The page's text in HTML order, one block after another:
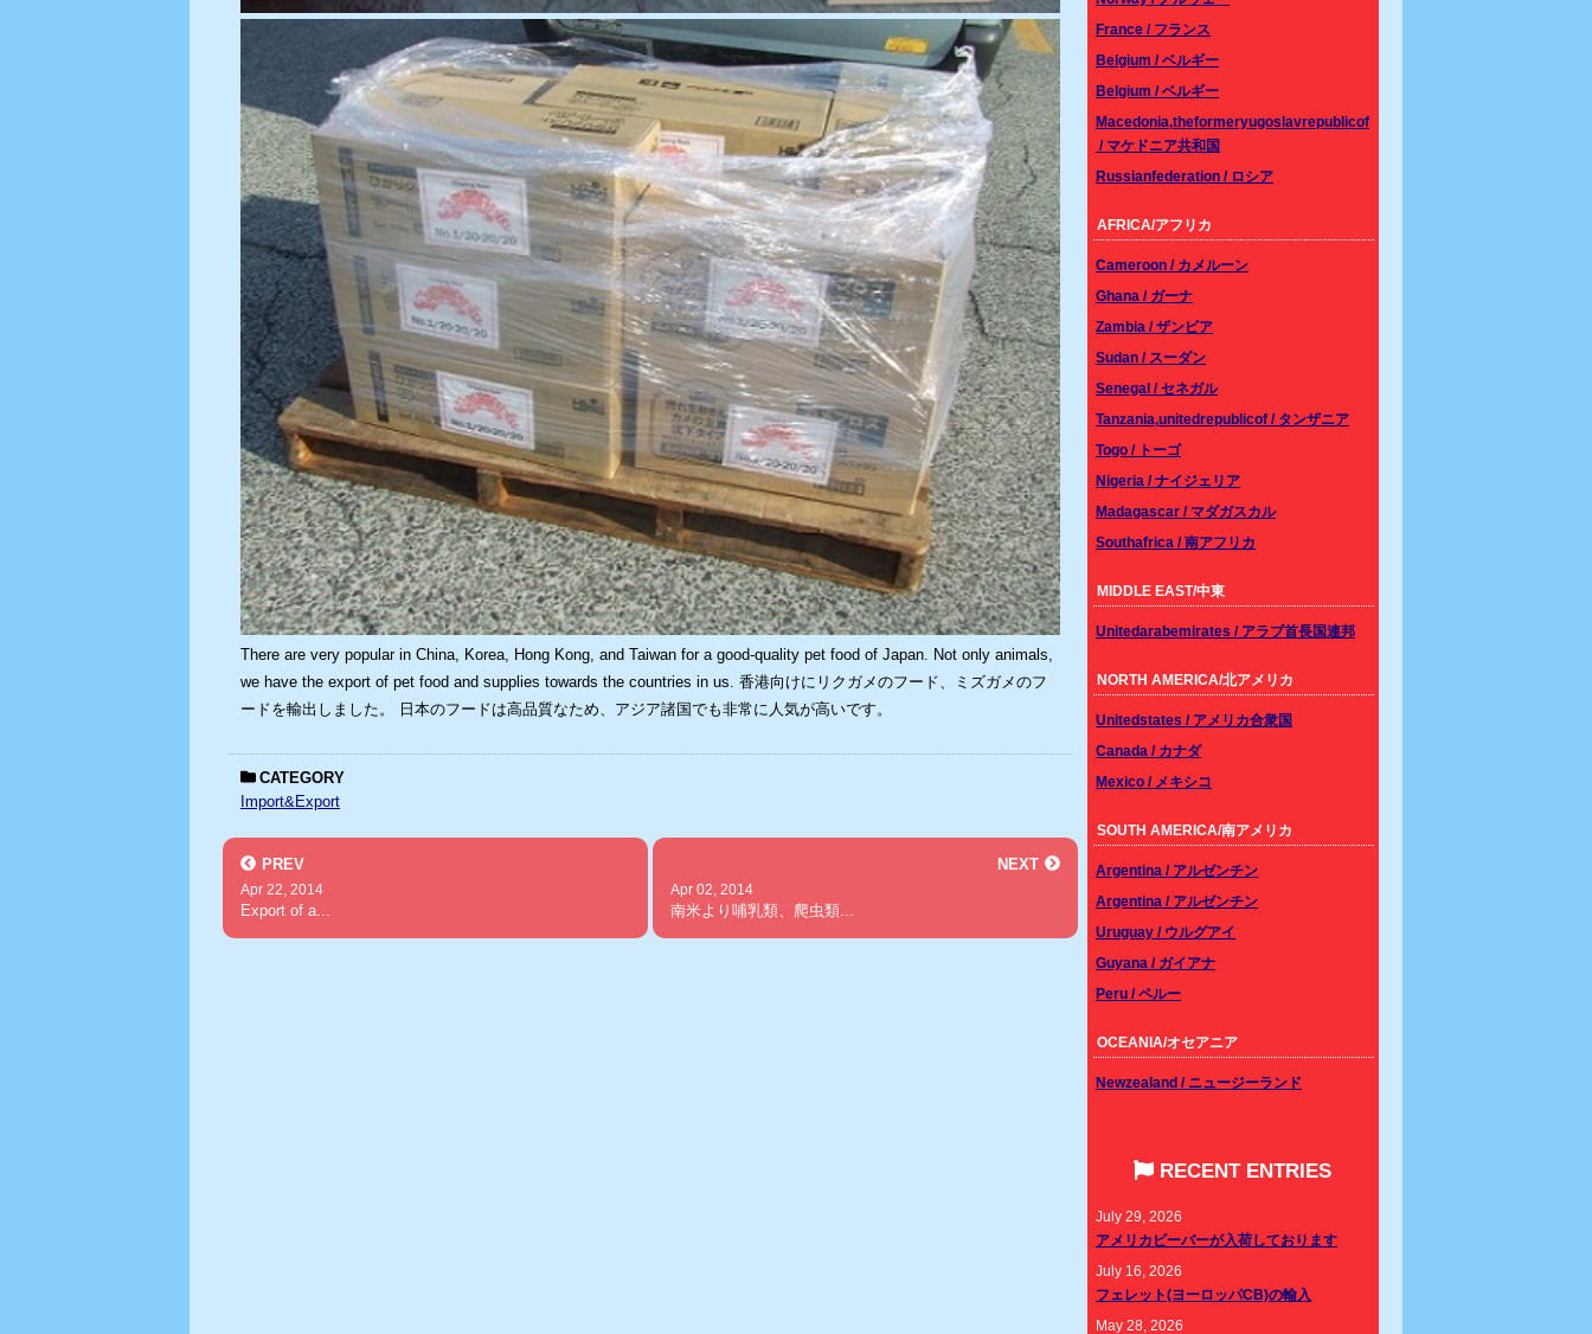
There are very popular in China, Korea, Hong Kong, and Taiwan for a good-quality pet food of Japan. Not only animals,
we have the export of pet food and supplies towards the countries in us. 香港向けにリクガメのフード、ミズガメのフ
ードを輸出しました。 日本のフードは高品質なため、アジア諸国でも非常に人気が高いです。
CATEGORY
Import&Export
PREV
Apr 22, 2014
Export of a...
NEXT
Apr 02, 2014
南米より哺乳類、爬虫類...
France / フランス
Belgium / ベルギー
Belgium / ベルギー
Macedonia,theformeryugoslavrepublicof
/ マケドニア共和国
Russianfederation / ロシア
AFRICA/アフリカ
Cameroon / カメルーン
Ghana / ガーナ
Zambia / ザンビア
Sudan / スーダン
Senegal / セネガル
Tanzania,unitedrepublicof / タンザニア
Togo / トーゴ
Nigeria / ナイジェリア
Madagascar / マダガスカル
Southafrica / 南アフリカ
MIDDLE EAST/中東
Unitedarabemirates / アラブ首長国連邦
NORTH AMERICA/北アメリカ
Unitedstates / アメリカ合衆国
Canada / カナダ
Mexico / メキシコ
SOUTH AMERICA/南アメリカ
Argentina / アルゼンチン
Argentina / アルゼンチン
Uruguay / ウルグアイ
Guyana / ガイアナ
Peru / ペルー
OCEANIA/オセアニア
Newzealand / ニュージーランド
RECENT ENTRIES
July 29, 2026
アメリカビーバーが入荷しております
July 16, 2026
フェレット(ヨーロッパCB)の輸入
May 28, 2026